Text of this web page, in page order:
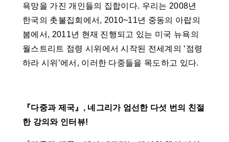
욕망을 가진 개인들의 집합이다. 우리는 2008년
한국의 촛불집회에서, 2010~11년 중동의 아랍의
봄에서, 2011년 현재 진행되고 있는 미국 뉴욕의
월스트리트 점령 시위에서 시작된 전세계의 ‘점령
하라 시위’에서, 이러한 다중들을 목도하고 있다.
『다중과 제국』, 네그리가 엄선한 다섯 번의 친절
한 강의와 인터뷰!